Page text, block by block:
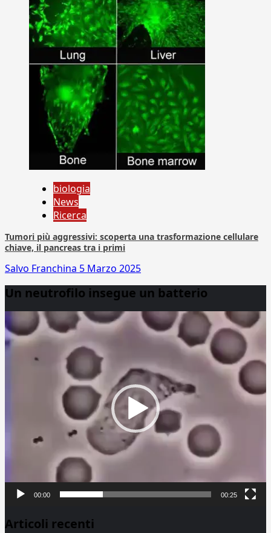
biologia
News
Ricerca
Tumori più aggressivi: scoperta una trasformazione cellulare
chiave, il pancreas tra i primi
Salvo Franchina 5 Marzo 2025
Un neutrofilo insegue un batterio
Player
00:00 00:25
Articoli recenti